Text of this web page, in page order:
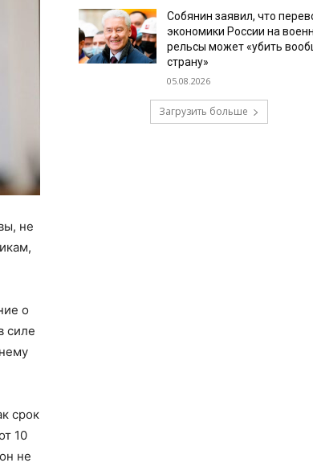
не
о
силе
срок
10
не
Собянин заявил, что
экономики России на
рельсы может «убить
страну»
05.08.2026
Загрузить больше